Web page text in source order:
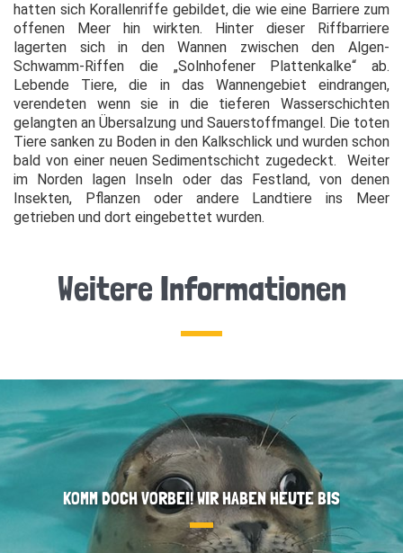
hatten sich Korallenriffe gebildet, die wie eine Barriere zum
offenen Meer hin wirkten. Hinter dieser Riffbarriere
lagerten sich in den Wannen zwischen den Algen-
Schwamm-Riffen die „Solnhofener Plattenkalke“ ab.
Lebende Tiere, die in das Wannengebiet eindrangen,
verendeten wenn sie in die tieferen Wasserschichten
gelangten an Übersalzung und Sauerstoffmangel. Die toten
Tiere sanken zu Boden in den Kalkschlick und wurden schon
bald von einer neuen Sedimentschicht zugedeckt. Weiter
im Norden lagen Inseln oder das Festland, von denen
Insekten, Pflanzen oder andere Landtiere ins Meer
getrieben und dort eingebettet wurden.
Weitere Informationen
KOMM DOCH VORBEI! WIR HABEN HEUTE BIS